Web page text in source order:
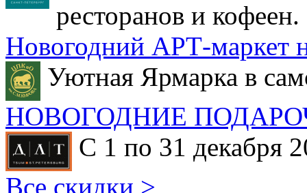
ресторанов и кофеен.
Новогодний АРТ-маркет
Уютная Ярмарка в
НОВОГОДНИЕ
С 1 по 31 декабря
Все скидки >